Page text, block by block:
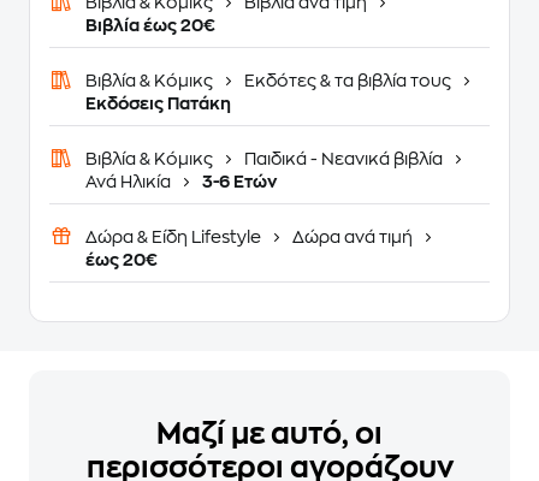
Βιβλία έως 20€
Βιβλία & Κόμικς
Εκδότες & τα βιβλία τους
Εκδόσεις Πατάκη
Βιβλία & Κόμικς
Παιδικά - Νεανικά βιβλία
Ανά Ηλικία
3-6 Ετών
Δώρα & Είδη Lifestyle
Δώρα ανά τιμή
έως 20€
Μαζί με αυτό, οι
περισσότεροι αγοράζουν